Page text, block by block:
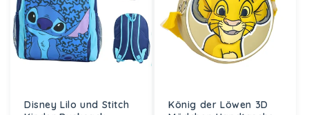
Disney Lilo und Stitch
König der Löwen 3D